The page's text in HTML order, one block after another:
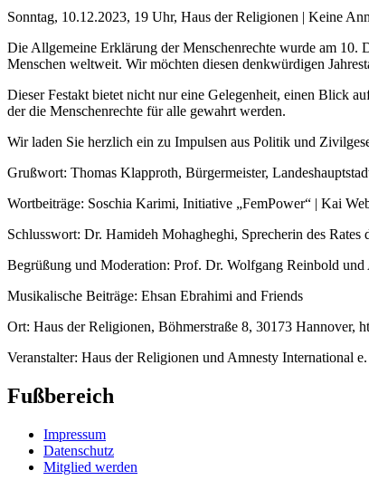
Sonntag, 10.12.2023, 19 Uhr, Haus der Religionen | Keine
Die Allgemeine Erklärung der Menschenrechte wurde am 10.
Menschen weltweit. Wir möchten diesen denkwürdigen
Dieser Festakt bietet nicht nur eine Gelegenheit, einen Blick
der die Menschenrechte für alle gewahrt werden.
Wir laden Sie herzlich ein zu Impulsen aus Politik und
Grußwort: Thomas Klapproth, Bürgermeister,
Wortbeiträge: Soschia Karimi, Initiative „FemPower“ | Kai
Schlusswort: Dr. Hamideh Mohagheghi, Sprecherin des Rates
Begrüßung und Moderation: Prof. Dr. Wolfgang Reinbold
Musikalische Beiträge: Ehsan Ebrahimi and Friends
Ort: Haus der Religionen, Böhmerstraße 8, 30173 Hannover,
Veranstalter: Haus der Religionen und Amnesty International
Fußbereich
Impressum
Datenschutz
Mitglied werden